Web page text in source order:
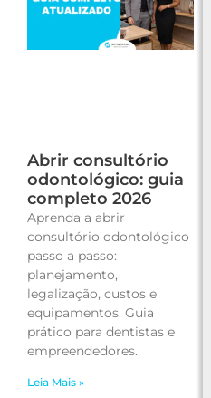
Abrir consultório
odontológico: guia
completo 2026
Aprenda a abrir
consultório odontológico
passo a passo:
planejamento,
legalização, custos e
equipamentos. Guia
prático para dentistas e
empreendedores.
Leia Mais »